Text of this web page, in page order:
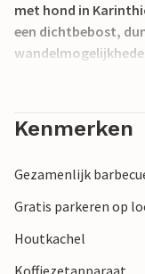
met hond in
een dichtbebost,
uit om te stoppen
zwemmeren zijn
terraszwembad Klein
Kenmerken
Gezamenlijk
Gratis parkeren op
Houtkachel